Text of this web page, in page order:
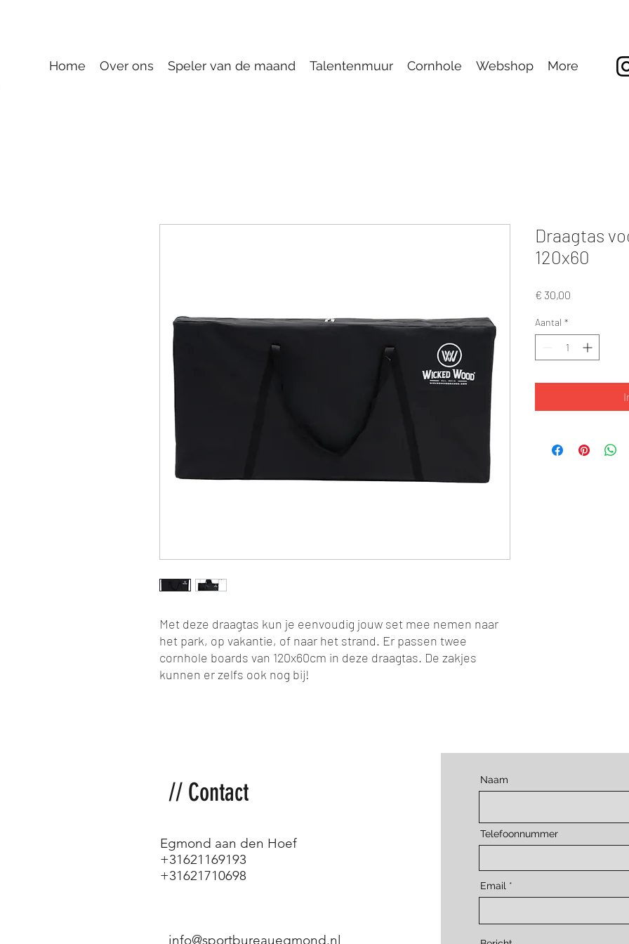
Home Over ons Speler van de maand Talentenmuur Cornhole Webshop More
Met deze draagtas kun je eenvoudig jouw set mee nemen naar
het park, op vakantie, of naar het strand. Er passen twee
cornhole boards van 120x60cm in deze draagtas. De zakjes
kunnen er zelfs ook nog bij!
Draagtas
120x60
€ 30,00
Aantal *
// Contact
Egmond aan den Hoef
+31621169193
+31621710698
info@sportbureauegmond.nl
Naam
Telefoonnummer
Email